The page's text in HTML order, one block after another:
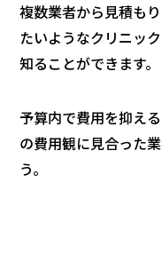
複数業者から見積も
たいようなクリニッ
知ることができます。
予算内で費用を抑え
の費用観に見合った
う。